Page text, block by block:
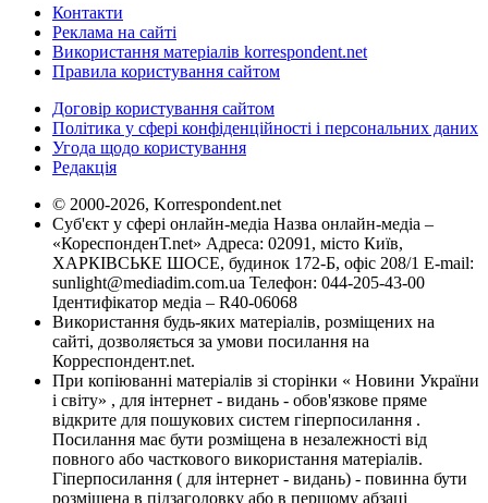
Контакти
Реклама на сайті
Використання матеріалів korrespondent.net
Правила користування сайтом
Договір користування сайтом
Політика у сфері конфіденційності і персональних даних
Угода щодо користування
Редакція
© 2000-2026, Korrespondent.net
Суб'єкт у сфері онлайн-медіа Назва онлайн-медіа –
«КореспонденТ.net» Адреса: 02091, місто Київ,
ХАРКІВСЬКЕ ШОСЕ, будинок 172-Б, офіс 208/1 E-mail:
sunlight@mediadim.com.ua Телефон: 044-205-43-00
Ідентифікатор медіа – R40-06068
Використання будь-яких матеріалів, розміщених на
сайті, дозволяється за умови посилання на
Корреспондент.net.
При копіюванні матеріалів зі сторінки « Новини України
і світу» , для інтернет - видань - обов'язкове пряме
відкрите для пошукових систем гіперпосилання .
Посилання має бути розміщена в незалежності від
повного або часткового використання матеріалів.
Гіперпосилання ( для інтернет - видань) - повинна бути
розміщена в підзаголовку або в першому абзаці